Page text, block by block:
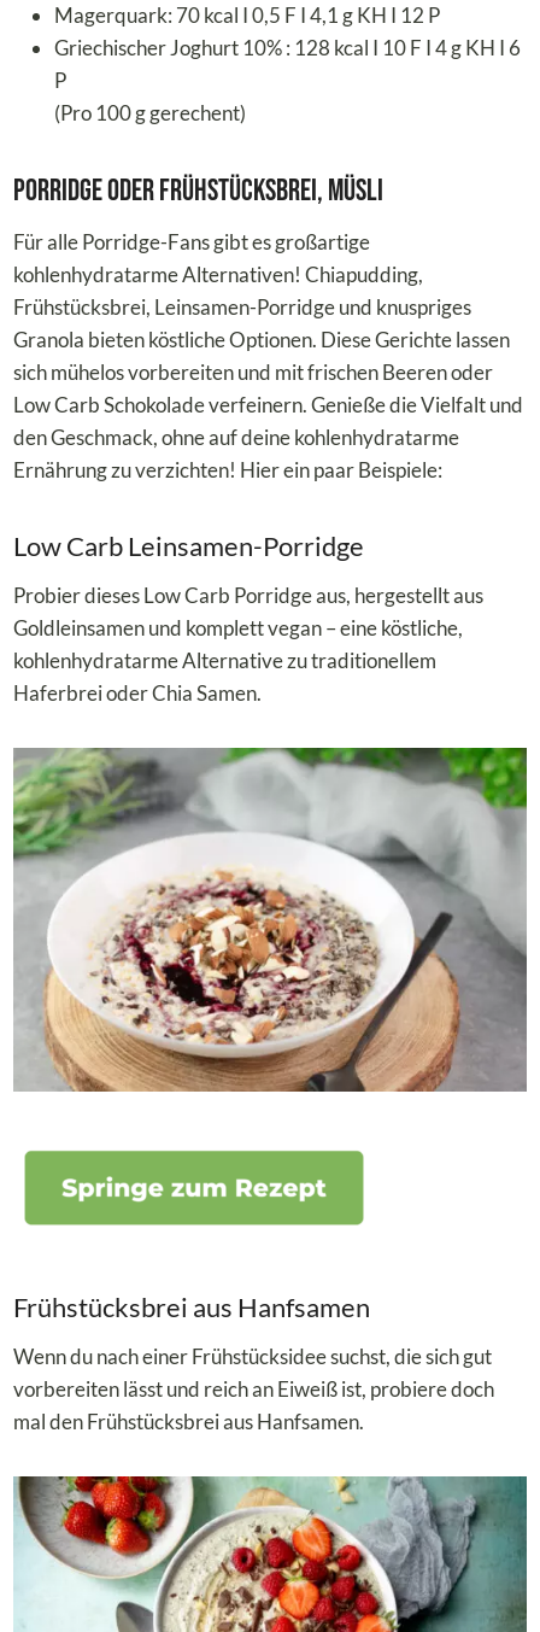
Magerquark: 70 kcal I 0,5 F I 4,1 g KH I 12 P
Griechischer Joghurt 10% : 128 kcal I 10 F I 4 g KH I 6
P
(Pro 100 g gerechent)
Porridge oder Frühstücksbrei, Müsli
Für alle Porridge-Fans gibt es großartige
kohlenhydratarme Alternativen! Chiapudding,
Frühstücksbrei, Leinsamen-Porridge und knuspriges
Granola bieten köstliche Optionen. Diese Gerichte lassen
sich mühelos vorbereiten und mit frischen Beeren oder
Low Carb Schokolade verfeinern. Genieße die Vielfalt und
den Geschmack, ohne auf deine kohlenhydratarme
Ernährung zu verzichten! Hier ein paar Beispiele:
Low Carb Leinsamen-Porridge
Probier dieses Low Carb Porridge aus, hergestellt aus
Goldleinsamen und komplett vegan – eine köstliche,
kohlenhydratarme Alternative zu traditionellem
Haferbrei oder Chia Samen.
Frühstücksbrei aus Hanfsamen
Wenn du nach einer Frühstücksidee suchst, die sich gut
vorbereiten lässt und reich an Eiweiß ist, probiere doch
mal den Frühstücksbrei aus Hanfsamen.